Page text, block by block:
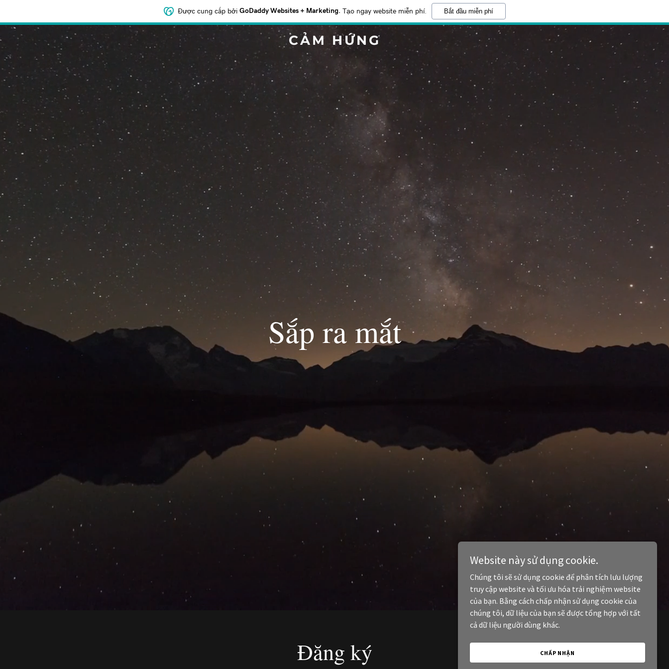
Được cung cấp bởi GoDaddy Websites + Marketing. Tạo ngay website miễn phí. Bắt đầu miễn phí
CẢM HỨNG
Sắp ra mắt
Đăng ký
Website này sử dụng cookie.
Chúng tôi sẽ sử dụng cookie để phân tích lưu lượng
truy cập website và tối ưu hóa trải nghiệm website
của bạn. Bằng cách chấp nhận sử dụng cookie của
chúng tôi, dữ liệu của bạn sẽ được tổng hợp với tất
cả dữ liệu người dùng khác.
CHẤP NHẬN